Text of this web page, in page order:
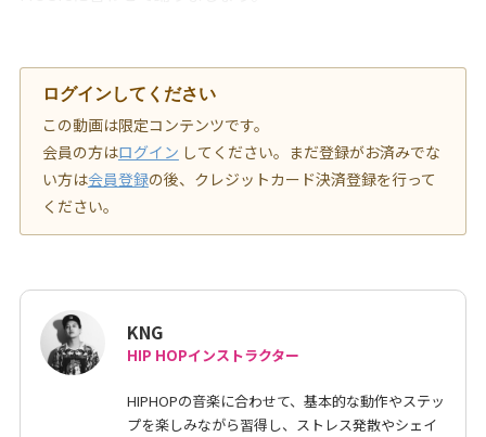
ログインしてください
この動画は限定コンテンツです。
会員の方はログイン してください。まだ登録がお済みでな
い方は会員登録の後、クレジットカード決済登録を行って
ください。
KNG
HIP HOPインストラクター
HIPHOPの音楽に合わせて、基本的な動作やステッ
プを楽しみながら習得し、ストレス発散やシェイ